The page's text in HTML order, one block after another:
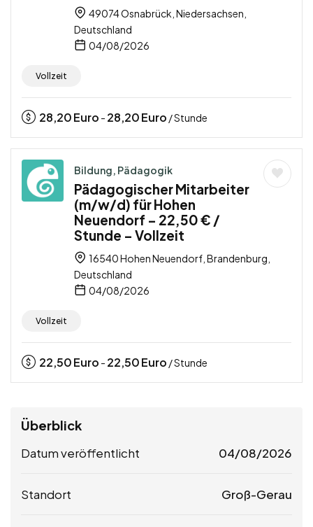
49074 Osnabrück, Niedersachsen,
Deutschland
04/08/2026
Vollzeit
28,20Euro - 28,20Euro / Stunde
Bildung, Pädagogik
Pädagogischer Mitarbeiter
(m/w/d) für Hohen
Neuendorf – 22,50 € /
Stunde – Vollzeit
16540 Hohen Neuendorf, Brandenburg,
Deutschland
04/08/2026
Vollzeit
22,50Euro - 22,50Euro / Stunde
Überblick
Datum veröffentlicht 04/08/2026
Standort Groß-Gerau